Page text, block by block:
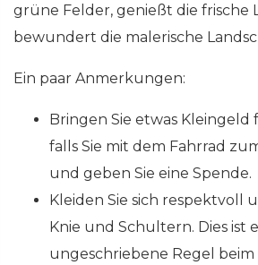
grüne Felder, genießt die frische
bewundert die malerische
Ein paar Anmerkungen:
Bringen Sie etwas Kleingeld
falls Sie mit dem Fahrrad
und geben Sie eine Spende.
Kleiden Sie sich respektvoll
Knie und Schultern. Dies ist
ungeschriebene Regel beim